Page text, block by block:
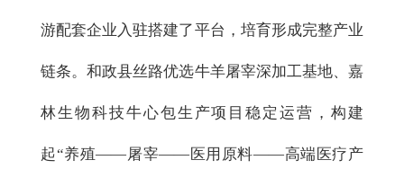
游配套企业入驻搭建了平台，培育形成完整产业
链条。和政县丝路优选牛羊屠宰深加工基地、嘉
林生物科技牛心包生产项目稳定运营，构建
起“养殖——屠宰——医用原料——高端医疗产